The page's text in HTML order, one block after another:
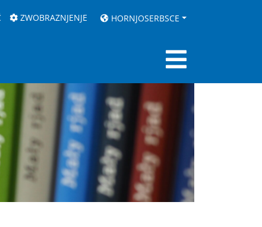
ZWOBRAZNJENJE HORNJOSERBSCE